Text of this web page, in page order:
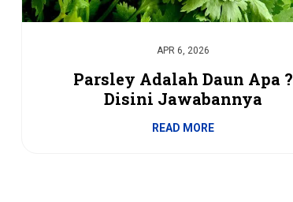
APR 6, 2026
Parsley Adalah Daun Apa ?
Disini Jawabannya
READ MORE